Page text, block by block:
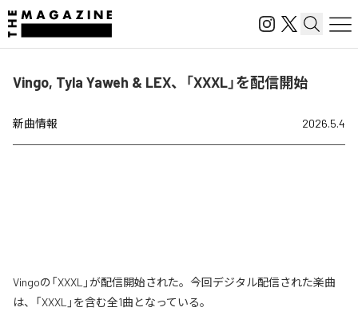
Vingo, Tyla Yaweh & LEX、「XXXL」を配信開始
新曲情報 2026.5.4
Vingoの「XXXL」が配信開始された。今回デジタル配信された楽曲
は、「XXXL」を含む全1曲となっている。